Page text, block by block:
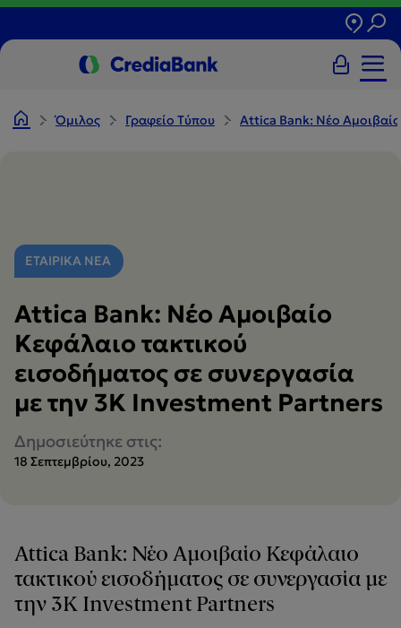
Όμιλος Γραφείο Tύπου Attica Bank: Νέο
ΕΤΑΙΡΙΚΑ ΝΕΑ
Attica Bank: Νέο Αμοιβαίο
Κεφάλαιο τακτικού
εισοδήματος σε συνεργασία
με την 3Κ Investment Partners
Δημοσιεύτηκε στις:
18 Σεπτεμβρίου, 2023
Attica Bank: Νέο Αμοιβαίο Κεφάλαιο
τακτικού εισοδήματος σε συνεργασία με
την 3Κ Investment Partners